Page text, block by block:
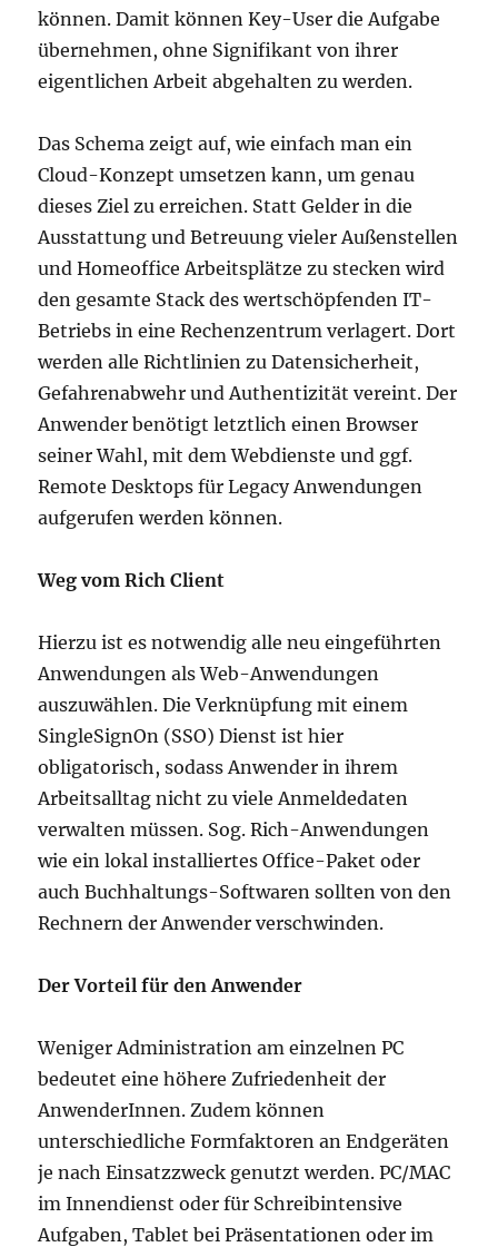
können. Damit können Key-User die Aufgabe
übernehmen, ohne Signifikant von ihrer
eigentlichen Arbeit abgehalten zu werden.
Das Schema zeigt auf, wie einfach man ein
Cloud-Konzept umsetzen kann, um genau
dieses Ziel zu erreichen. Statt Gelder in die
Ausstattung und Betreuung vieler Außenstellen
und Homeoffice Arbeitsplätze zu stecken wird
den gesamte Stack des wertschöpfenden IT-
Betriebs in eine Rechenzentrum verlagert. Dort
werden alle Richtlinien zu Datensicherheit,
Gefahrenabwehr und Authentizität vereint. Der
Anwender benötigt letztlich einen Browser
seiner Wahl, mit dem Webdienste und ggf.
Remote Desktops für Legacy Anwendungen
aufgerufen werden können.
Weg vom Rich Client
Hierzu ist es notwendig alle neu eingeführten
Anwendungen als Web-Anwendungen
auszuwählen. Die Verknüpfung mit einem
SingleSignOn (SSO) Dienst ist hier
obligatorisch, sodass Anwender in ihrem
Arbeitsalltag nicht zu viele Anmeldedaten
verwalten müssen. Sog. Rich-Anwendungen
wie ein lokal installiertes Office-Paket oder
auch Buchhaltungs-Softwaren sollten von den
Rechnern der Anwender verschwinden.
Der Vorteil für den Anwender
Weniger Administration am einzelnen PC
bedeutet eine höhere Zufriedenheit der
AnwenderInnen. Zudem können
unterschiedliche Formfaktoren an Endgeräten
je nach Einsatzzweck genutzt werden. PC/MAC
im Innendienst oder für Schreibintensive
Aufgaben, Tablet bei Präsentationen oder im